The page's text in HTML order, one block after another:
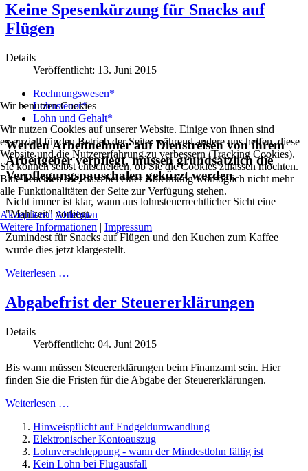
Keine Spesenkürzung für Snacks auf
Flügen
Details
Veröffentlicht: 13. Juni 2015
Rechnungswesen*
Lohnsteuer*
Lohn und Gehalt*
Werden Arbeitnehmer auf Dienstreisen von ihrem
Arbeitgeber verpflegt, müssen grundsätzlich die
Verpflegungspauschalen gekürzt werden.
Nicht immer ist klar, wann aus lohnsteuerrechtlicher Sicht eine
"Mahlzeit" vorliegt.
Zumindest für Snacks auf Flügen und den Kuchen zum Kaffee
wurde dies jetzt klargestellt.
Weiterlesen …
Abgabefrist der Steuererklärungen
Details
Veröffentlicht: 04. Juni 2015
Bis wann müssen Steuererklärungen beim Finanzamt sein. Hier
finden Sie die Fristen für die Abgabe der Steuererklärungen.
Weiterlesen …
Hinweispflicht auf Endgeldumwandlung
Elektronischer Kontoauszug
Lohnverschleppung - wann der Mindestlohn fällig ist
Kein Lohn bei Flugausfall
Wir benutzen Cookies
Wir nutzen Cookies auf unserer Website. Einige von ihnen sind
essenziell für den Betrieb der Seite, während andere uns helfen, diese
Website und die Nutzererfahrung zu verbessern (Tracking Cookies).
Sie können selbst entscheiden, ob Sie die Cookies zulassen möchten.
Bitte beachten Sie, dass bei einer Ablehnung womöglich nicht mehr
alle Funktionalitäten der Seite zur Verfügung stehen.
Akzeptieren Ablehnen
Weitere Informationen | Impressum